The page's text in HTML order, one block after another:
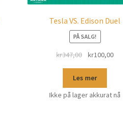
Tesla VS. Edison Duel
PÅ SALG!
kr347,00 kr100,00
Les mer
Ikke på lager akkurat nå